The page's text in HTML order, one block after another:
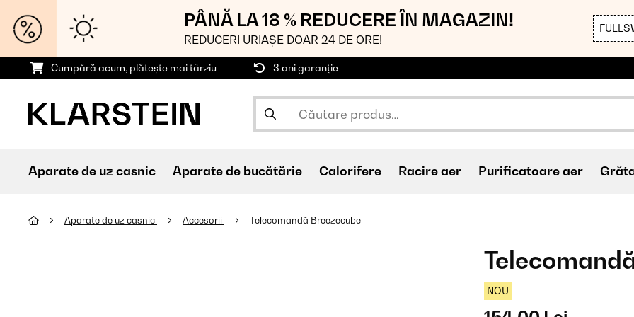
PÂNĂ LA 18 % REDUCERE ÎN MAGAZIN!
REDUCERI URIAȘE DOAR 24 DE ORE!
Cumpără acum, plătește mai târziu 3 ani garanție
Aparate de uz casnic Aparate de bucătărie Calorifere Racire aer Purificatoare aer
Aparate de uz casnic Accesorii Telecomandă Breezecube
NOU